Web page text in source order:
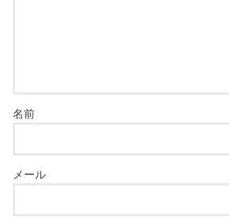
名前
メール